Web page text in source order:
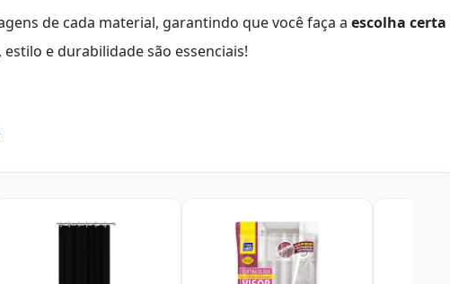
de cada material, garantindo que você faça a escolha certa
e durabilidade são essenciais!